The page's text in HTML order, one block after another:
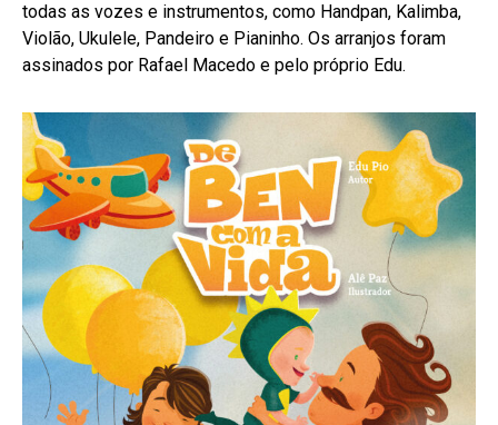
todas as vozes e instrumentos, como Handpan, Kalimba,
Violão, Ukulele, Pandeiro e Pianinho. Os arranjos foram
assinados por Rafael Macedo e pelo próprio Edu.